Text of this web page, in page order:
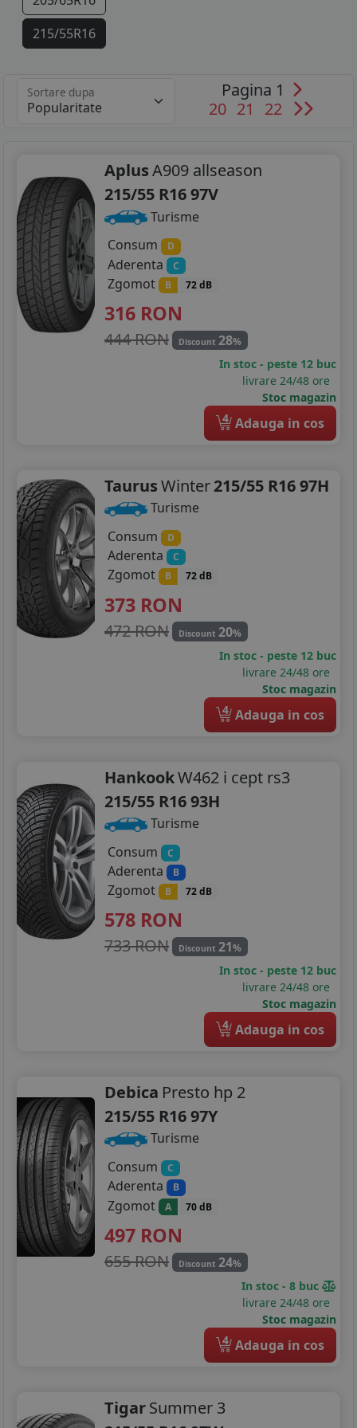
215/55R16
215/65R16
225/65R16
235/65R16
155/90R17
195/40R17
205/40R17
215/50R17
215/55R17
215/60R17
225/45R17
225/50R17
205/40R18
225/40R18
225/45R18
225/55R18
225/60R18
225/45R19
225/55R19
235/35R19
235/55R19
245/40R19
Sortare dupa
Pagina 1
20 21 22
AplusA909 allseason
215/55 R16 97V
Turisme
Consum
D
Aderenta C
Zgomot B 72 dB
316 RON
444 RON Discount 28%
In stoc - peste 12 buc
livrare 24/48 ore
Stoc magazin
4 Adauga in cos
TaurusWinter215/55 R16 97H
Turisme
Consum
D
Aderenta C
Zgomot B 72 dB
373 RON
472 RON Discount 20%
In stoc - peste 12 buc
livrare 24/48 ore
Stoc magazin
4 Adauga in cos
HankookW462 i cept rs3
215/55 R16 93H
Turisme
Consum
C
Aderenta B
Zgomot B 72 dB
578 RON
733 RON Discount 21%
In stoc - peste 12 buc
livrare 24/48 ore
Stoc magazin
4 Adauga in cos
Debica Presto hp 2
215/55 R16 97Y
Turisme
Consum
C
Aderenta B
Zgomot A 70 dB
497 RON
655 RON Discount 24%
In stoc - 8 buc
livrare 24/48 ore
Stoc magazin
4 Adauga in cos
TigarSummer 3